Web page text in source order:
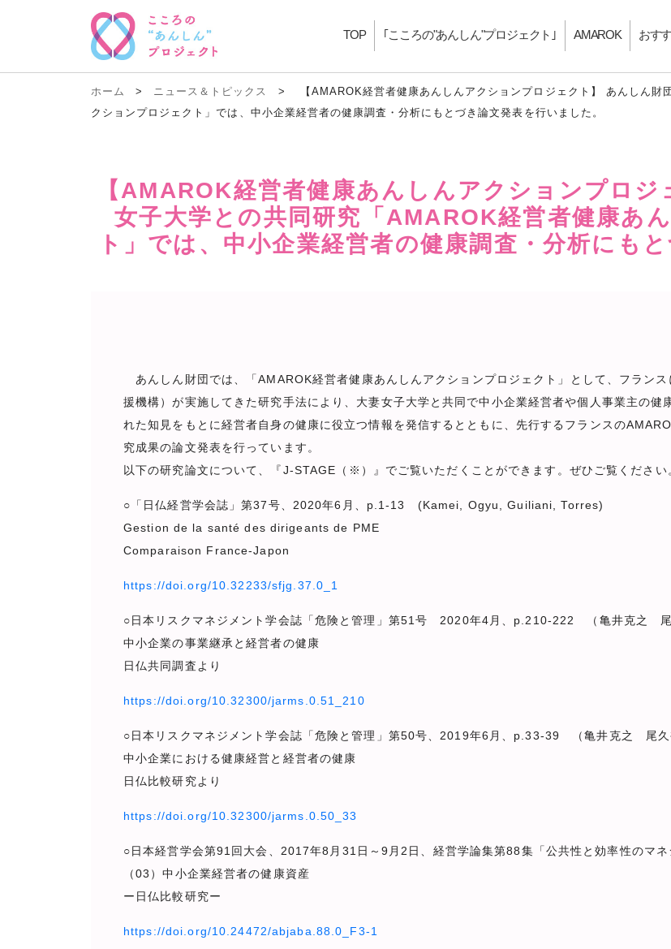
TOP ｢こころの"あんしん"プロジェクト｣ AMAROK おす
ホーム > ニュース＆トピックス >
【AMAROK経営者健康あんしんアクションプロジェクト】 あんしん
クションプロジェクト」では、中小企業経営者の健康調査・分析にもとづき論文発表を行いました。
【AMAROK経営者健康あんしんアクションプロ
女子大学との共同研究「AMAROK経営者健康あ
ト」では、中小企業経営者の健康調査・分析にも
あんしん財団では、「AMAROK経営者健康あんしんアクションプロジェクト」として、フラン
援機構）が実施してきた研究手法により、大妻女子大学と共同で中小企業経営者や個人事業主の健
れた知見をもとに経営者自身の健康に役立つ情報を発信するとともに、先行するフランスの
究成果の論文発表を行っています。
以下の研究論文について、『J-STAGE（※）』でご覧いただくことができます。ぜひご覧ください
○「日仏経営学会誌」第37号、2020年6月、p.1-13 (Kamei, Ogyu, Guiliani, Torres)
Gestion de la santé des dirigeants de PME
Comparaison France-Japon
https://doi.org/10.32233/sfjg.37.0_1
○日本リスクマネジメント学会誌「危険と管理」第51号 2020年4月、p.210-222 （亀井克之
中小企業の事業継承と経営者の健康
日仏共同調査より
https://doi.org/10.32300/jarms.0.51_210
○日本リスクマネジメント学会誌「危険と管理」第50号、2019年6月、p.33-39 （亀井克之 尾
中小企業における健康経営と経営者の健康
日仏比較研究より
https://doi.org/10.32300/jarms.0.50_33
○日本経営学会第91回大会、2017年8月31日～9月2日、経営学論集第88集「公共性と効率性のマネ
（03）中小企業経営者の健康資産
ー日仏比較研究ー
https://doi.org/10.24472/abjaba.88.0_F3-1